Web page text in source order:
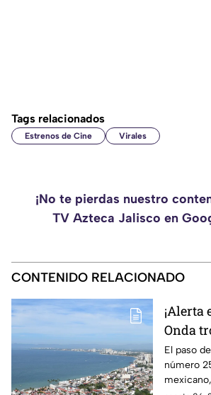
Tags relacionados
Estrenos de Cine Virales
¡No te pierdas nuestro
TV Azteca Jalisco en
CONTENIDO RELACIONADO
¡Alerta
Onda
en
El paso
número